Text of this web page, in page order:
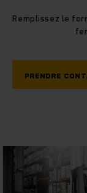
Remplissez le
PRENDRE